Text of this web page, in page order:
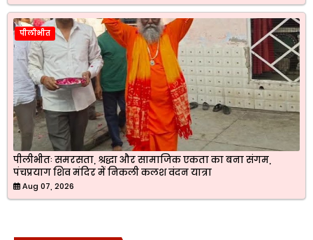
पीलीभीत
पीलीभीतः समरसता, श्रद्धा और सामाजिक एकता का बना संगम,
पंचप्रयाग शिव मंदिर में निकली कलश वंदन यात्रा
Aug 07, 2026